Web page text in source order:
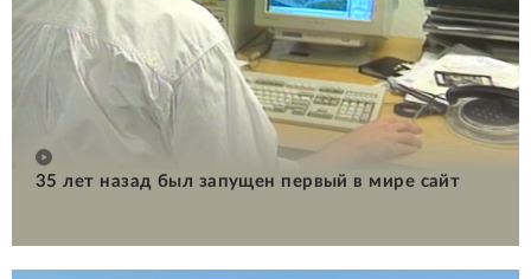
35 лет назад был запущен первый в мире сайт